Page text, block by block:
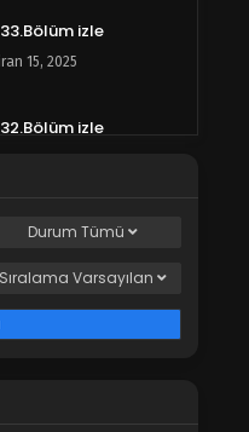
izle
15, 2025
izle
izle
izle
DurumTümü
SıralamaVarsayılan